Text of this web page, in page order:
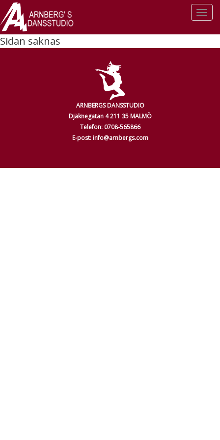
Sidan saknas
ARNBERGS DANSSTUDIO
Djäknegatan 4 211 35 MALMÖ
Telefon: 0708-565866
E-post: info@arnbergs.com